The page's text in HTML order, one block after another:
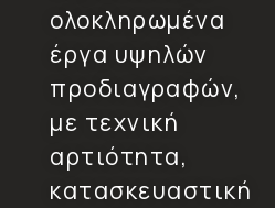
ολοκληρωμένα
έργα υψηλών
προδιαγραφών,
με τεχνική
αρτιότητα,
κατασκευαστική